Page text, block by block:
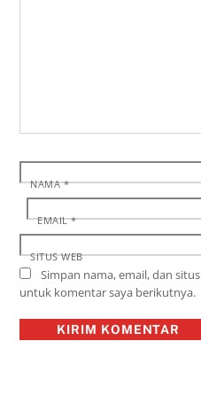
NAMA*
EMAIL*
SITUS WEB
Simpan nama, email, dan
untuk komentar saya berikutnya.